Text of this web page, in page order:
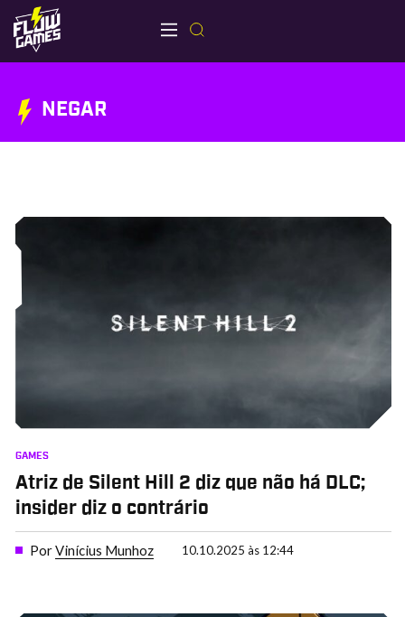
NEGAR
GAMES
Atriz de Silent Hill 2 diz que não há DLC;
insider diz o contrário
PorVinícius Munhoz 10.10.2025 às 12:44